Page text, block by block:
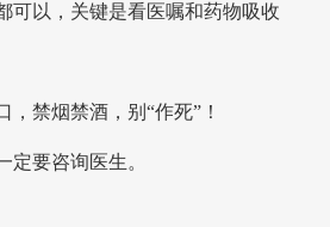
可以，关键是看医嘱和药物吸收
，禁烟禁酒，别“作死”！
定要咨询医生。